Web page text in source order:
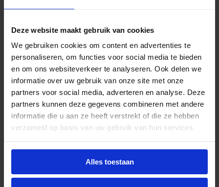
Deze website maakt gebruik van cookies
We gebruiken cookies om content en advertenties te
personaliseren, om functies voor social media te bieden
en om ons websiteverkeer te analyseren. Ook delen we
informatie over uw gebruik van onze site met onze
partners voor social media, adverteren en analyse. Deze
partners kunnen deze gegevens combineren met andere
informatie die u aan ze heeft verstrekt of die ze hebben
verzameld op basis van uw gebruik van hun services.
Alles toestaan
Norton KFA LED mast 35W 4711lm 4000K IP66
ø60 grijs
Levertijd 1-2 werkdagen
€ 216,60
€262,09 incl.btw